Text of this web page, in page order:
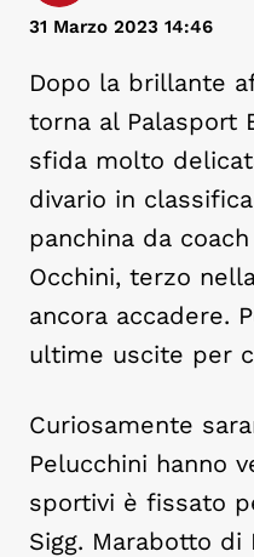
31 Marzo 2023 14:46
Dopo la brillante
torna al Palasport
sfida molto
divario in
panchina da
Occhini, terzo
ancora accadere.
ultime uscite per
Curiosamente
Pelucchini hanno
sportivi è fissato
Sigg. Marabotto